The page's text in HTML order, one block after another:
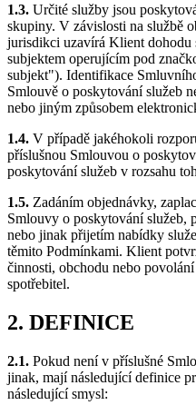
1.3. Určité služby jsou
skupiny. V závislosti na službě
jurisdikci uzavírá Klient
subjektem operujícím pod
subjekt"). Identifikace
Smlouvě o poskytování služeb
nebo jiným způsobem
1.4. V případě jakéhokoli
příslušnou Smlouvou o
poskytování služeb v rozsahu
1.5. Zadáním objednávky,
Smlouvy o poskytování služeb,
nebo jinak přijetím nabídky
těmito Podmínkami. Klient
činnosti, obchodu nebo
spotřebitel.
2. DEFINICE
2.1. Pokud není v příslušné
jinak, mají následující definice
následující smysl: